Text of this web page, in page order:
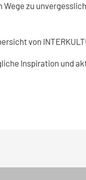
zu
von
Inspiration und